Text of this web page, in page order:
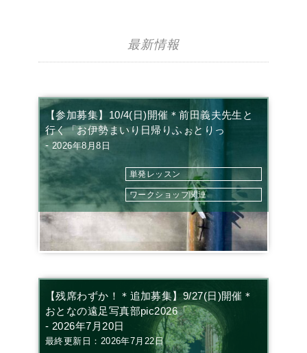
最新情報
【参加募集】10/4(日)開催＊前田義夫先生と
行く「お伊勢まいり日帰りふぉとりっ
- 2026年8月8日
単発レッスン
ワークショップ関連
【残席わずか！＊追加募集】9/27(日)開催＊
おとなの遠足写真部pic2026「
- 2026年7月20日
最終更新日：2026年7月22日